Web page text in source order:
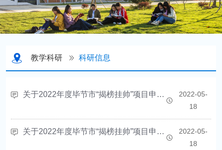
教学科研 科研信息
关于2022年度毕节市“揭榜挂帅”项目申报工作的通知
2022-05-
18
关于2022年度毕节市“揭榜挂帅”项目申报工作的通知
2022-05-
18